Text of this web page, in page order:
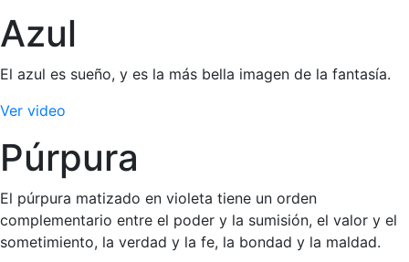
Azul
El azul es sueño, y es la más bella imagen de la fantasía.
Ver video
Púrpura
El púrpura matizado en violeta tiene un orden
complementario entre el poder y la sumisión, el valor y el
sometimiento, la verdad y la fe, la bondad y la maldad.